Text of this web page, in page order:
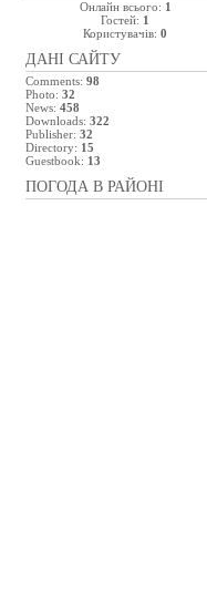
Онлайн всього: 1
Гостей: 1
Користувачів: 0
ДАНІ САЙТУ
Comments: 98
Photo: 32
News: 458
Downloads: 322
Publisher: 32
Directory: 15
Guestbook: 13
ПОГОДА В РАЙОНІ